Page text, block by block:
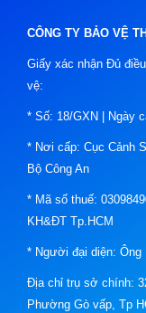
CÔNG TY BẢO VỆ
Giấy xác nhận Đủ
vệ:
* Số: 18/GXN | Ngày
* Nơi cấp: Cục Cảnh
Bộ Công An
* Mã số thuế:
KH&ĐT Tp.HCM
* Người đại diện:
Địa chỉ trụ sở chính:
Phường Gò vấp, Tp